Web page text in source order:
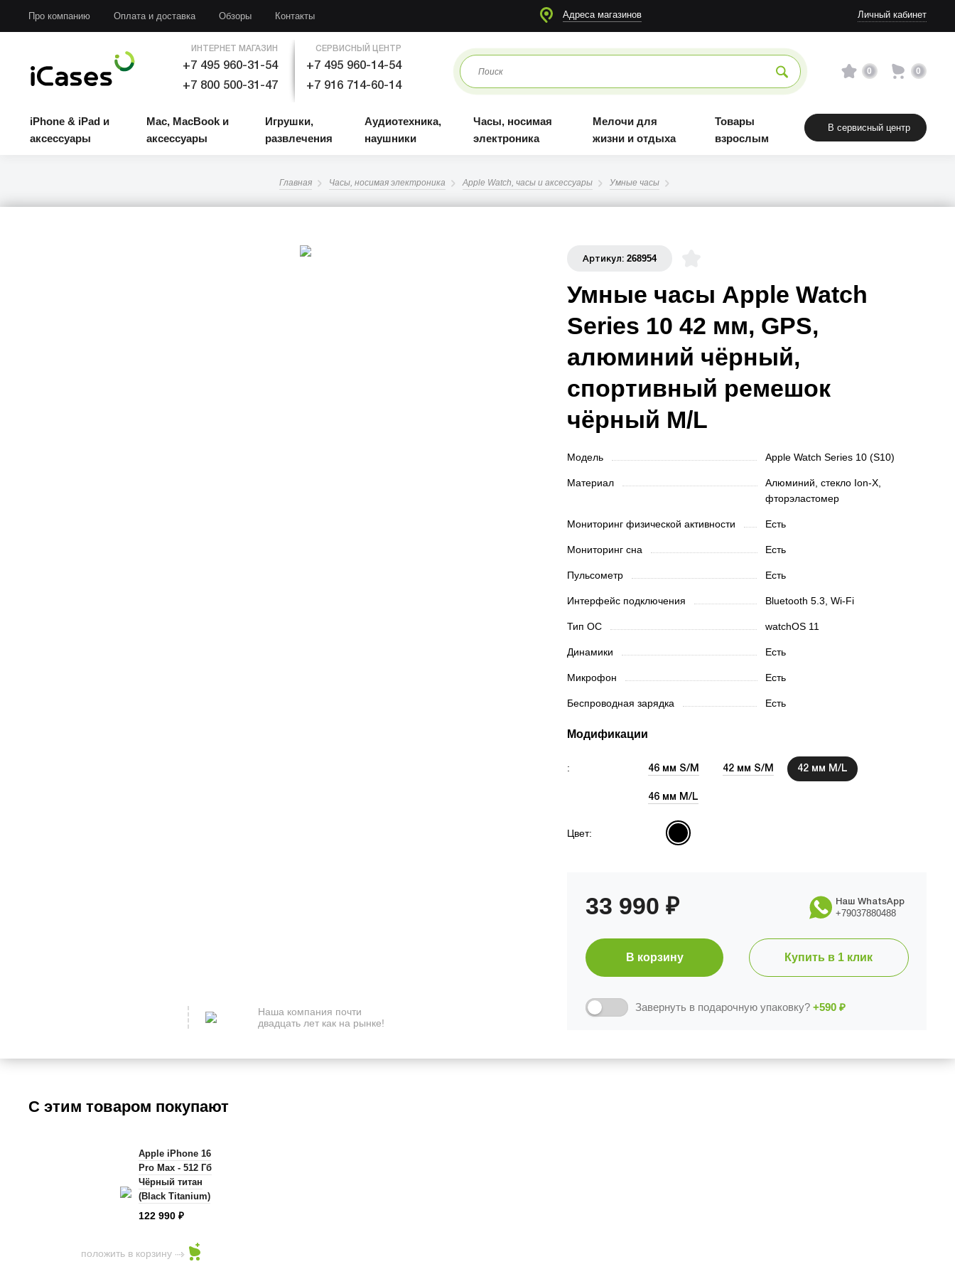
Про компанию Оплата и доставка Обзоры Контакты Адреса магазинов Личный кабинет
ИНТЕРНЕТ МАГАЗИН
+7 495 960-31-54
+7 800 500-31-47
СЕРВИСНЫЙ ЦЕНТР
+7 495 960-14-54
+7 916 714-60-14
0 0
iPhone & iPad и
аксессуары
Mac, MacBook и
аксессуары
Игрушки,
развлечения
Аудиотехника,
наушники
Часы, носимая
электроника
Мелочи для
жизни и отдыха
Товары
взрослым
В сервисный центр
Главная Часы, носимая электроника Apple Watch, часы и аксессуары Умные часы
Артикул:268954
Умные часы Apple Watch
Series 10 42 мм, GPS,
алюминий чёрный,
спортивный ремешок
чёрный M/L
Модель Apple Watch Series 10 (S10)
Материал
Алюминий, стекло Ion‑X,
фторэластомер
Мониторинг физической активности Есть
Мониторинг сна Есть
Пульсометр Есть
Интерфейс подключения Bluetooth 5.3, Wi‑Fi
Тип ОС watchOS 11
Динамики Есть
Микрофон Есть
Беспроводная зарядка Есть
Модификации
: 46 мм S/M 42 мм S/M 42 мм M/L
46 мм M/L
Цвет:
33 990 ₽ Наш WhatsApp
+79037880488
В корзину Купить в 1 клик
Завернуть в подарочную упаковку? +590 ₽
Наша компания почти
двадцать лет как на рынке!
С этим товаром покупают
Apple iPhone 16
Pro Max - 512 Гб
Чёрный титан
(Black Titanium)
122 990₽
положить в корзину